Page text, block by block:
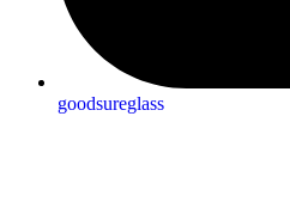
goodsureglass